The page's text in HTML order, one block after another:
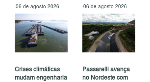
06 de agosto 2026
Crises climáticas
mudam engenharia
06 de agosto 2026
Passarelli avança
no Nordeste com